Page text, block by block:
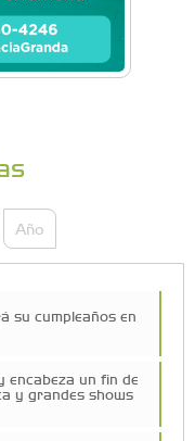
Año
su cumpleaños en
encabeza un fin de
y grandes shows